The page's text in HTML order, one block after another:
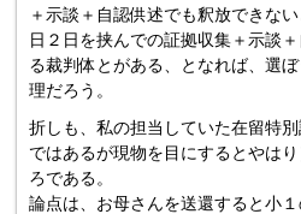
＋示談＋自認供述でも釈放できな
日２日を挟んでの証拠収集＋示談
る裁判体とがある、となれば、選
理だろう。
折しも、私の担当していた在留特
ではあるが現物を目にするとやは
ろである。
論点は、お母さんを送還すると小